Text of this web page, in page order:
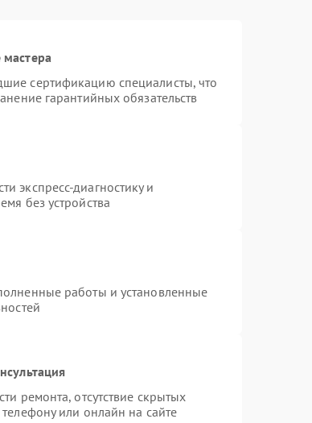
сертификацию специалисты, что
гарантийных обязательств
экспресс-диагностику и
без устройства
работы и установленные
ремонта, отсутствие скрытых
или онлайн на сайте